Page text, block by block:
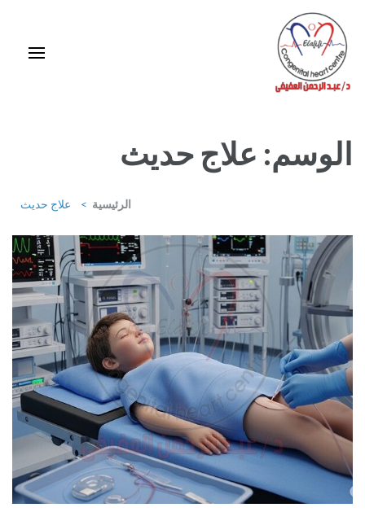
المحتوى
(اضغط
Enter)
الوسم: علاج حديث
الرئيسية > علاج حديث